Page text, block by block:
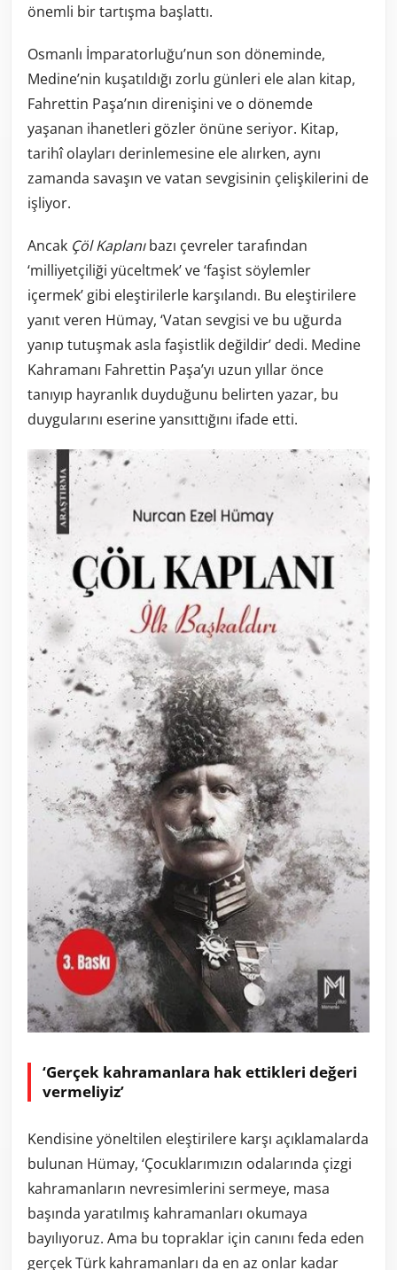
önemli bir tartışma başlattı.
Osmanlı İmparatorluğu’nun son döneminde,
Medine’nin kuşatıldığı zorlu günleri ele alan kitap,
Fahrettin Paşa’nın direnişini ve o dönemde
yaşanan ihanetleri gözler önüne seriyor. Kitap,
tarihî olayları derinlemesine ele alırken, aynı
zamanda savaşın ve vatan sevgisinin çelişkilerini de
işliyor.
Ancak Çöl Kaplanıbazı çevreler tarafından
‘milliyetçiliği yüceltmek’ ve ‘faşist söylemler
içermek’ gibi eleştirilerle karşılandı. Bu eleştirilere
yanıt veren Hümay, ‘Vatan sevgisi ve bu uğurda
yanıp tutuşmak asla faşistlik değildir’ dedi. Medine
Kahramanı Fahrettin Paşa’yı uzun yıllar önce
tanıyıp hayranlık duyduğunu belirten yazar, bu
duygularını eserine yansıttığını ifade etti.
‘Gerçek kahramanlara hak ettikleri değeri
vermeliyiz’
Kendisine yöneltilen eleştirilere karşı açıklamalarda
bulunan Hümay, ‘Çocuklarımızın odalarında çizgi
kahramanların nevresimlerini sermeye, masa
başında yaratılmış kahramanları okumaya
bayılıyoruz. Ama bu topraklar için canını feda eden
gerçek Türk kahramanları da en az onlar kadar